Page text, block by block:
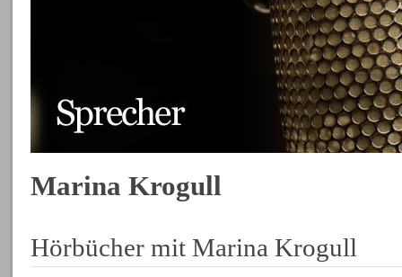
Marina Krogull
Hörbücher mit Marina Krogull